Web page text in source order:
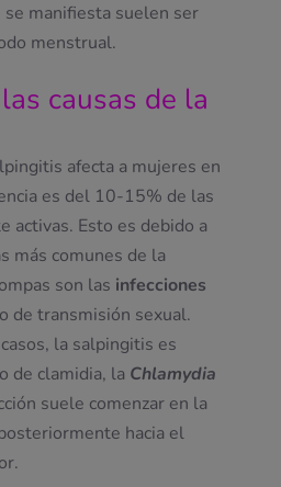
se manifiesta suelen ser
menstrual.
causas de la
afecta a mujeres en
es del 10-15% de las
activas. Esto es debido a
más comunes de la
son las infecciones
de transmisión sexual.
la salpingitis es
de clamidia, la Chlamydia
suele comenzar en la
hacia el